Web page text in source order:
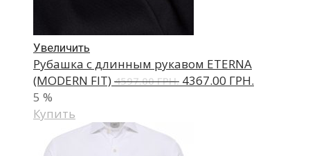
Увеличить
Рубашка с длинным рукавом ETERNA
(MODERN FIT) 4597.00 ГРН. 4367.00 ГРН.
5 %
Купить